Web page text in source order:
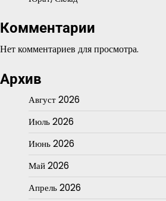
Комментарии
Нет комментариев для просмотра.
Архив
Август 2026
Июль 2026
Июнь 2026
Май 2026
Апрель 2026